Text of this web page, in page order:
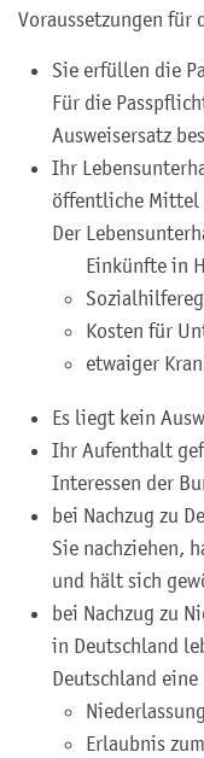
Voraussetzungen für
Sie erfüllen die
Für die
Ausweisersatz
Ihr
öffentliche Mittel
Der
Einkünfte in
Kosten für
etwaiger
Es liegt kein
Ihr Aufenthalt
Interessen der
bei Nachzug zu
Sie nachziehen,
und hält sich
bei Nachzug zu
in Deutschland
Deutschland eine
Erlaubnis